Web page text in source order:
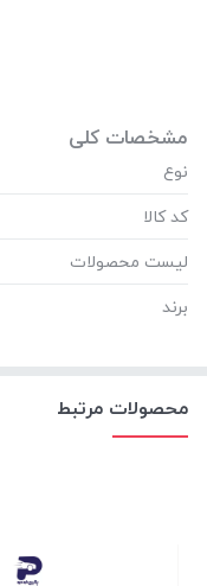
مشخصات کلی
نوع
کد کالا
لیست محصولات
برند
محصولات مرتبط